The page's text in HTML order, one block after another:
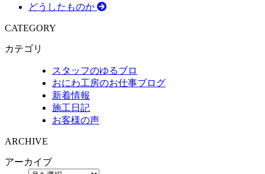
どうしたものか
CATEGORY
カテゴリ
スタッフのゆるブロ
おにわ工房のお仕事ブログ
新着情報
施工日記
お客様の声
ARCHIVE
アーカイブ